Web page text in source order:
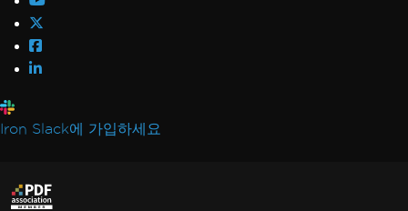
Iron Slack에 가입하세요